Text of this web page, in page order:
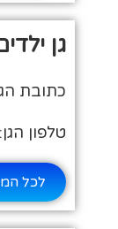
גן
כתובת
טלפון הגן: 04-8211323
לכל